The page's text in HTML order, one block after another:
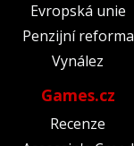
Evropská unie
Penzijní reforma
Vynález
Games.cz
Recenze